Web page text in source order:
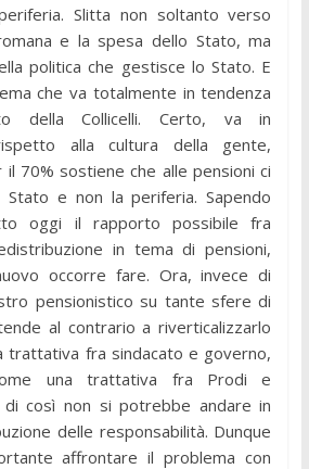
Slitta non soltanto verso
e la spesa dello Stato, ma
politica che gestisce lo Stato. E
che va totalmente in tendenza
della Collicelli. Certo, va in
alla cultura della gente,
70% sostiene che alle pensioni ci
e non la periferia. Sapendo
oggi il rapporto possibile fra
in tema di pensioni,
occorre fare. Ora, invece di
pensionistico su tante sfere di
al contrario a riverticalizzarlo
trattativa fra sindacato e governo,
una trattativa fra Prodi e
così non si potrebbe andare in
delle responsabilità. Dunque
affrontare il problema con